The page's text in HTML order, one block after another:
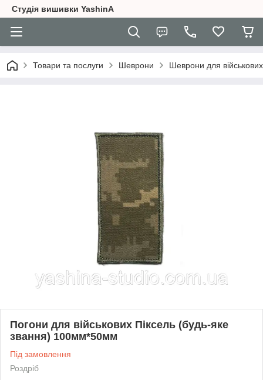
Студія вишивки YashinA
Товари та послуги Шеврони Шеврони для військових
Погони для військових Піксель (будь-яке
звання) 100мм*50мм
Під замовлення
Роздріб